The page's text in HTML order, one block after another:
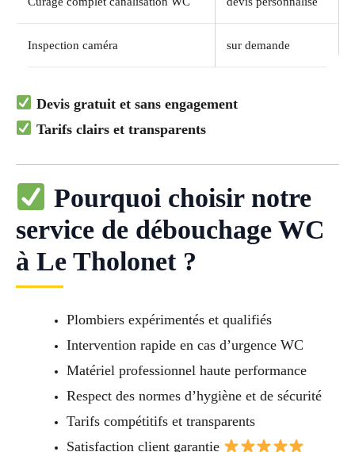
Inspection caméra sur demande
Devis gratuit et sans engagement
Tarifs clairs et transparents
Pourquoi choisir notre
service de débouchage WC
à Le Tholonet ?
Plombiers expérimentés et qualifiés
Intervention rapide en cas d’urgence WC
Matériel professionnel haute performance
Respect des normes d’hygiène et de sécurité
Tarifs compétitifs et transparents
Satisfaction client garantie